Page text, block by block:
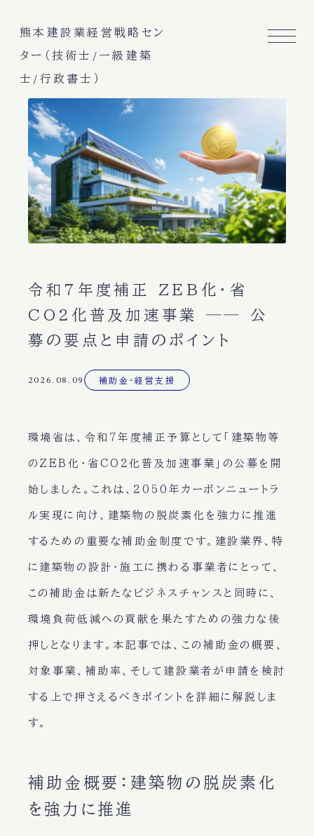
熊本建設業経営戦略セン
ター（技術士/一級建築
士/行政書士）
令和7年度補正 ZEB化・省
CO2化普及加速事業 ── 公
募の要点と申請のポイント
2026.08.09 補助金・経営支援
環境省は、令和7年度補正予算として「建築物等
のZEB化・省CO2化普及加速事業」の公募を開
始しました。これは、2050年カーボンニュートラ
ル実現に向け、建築物の脱炭素化を強力に推進
するための重要な補助金制度です。建設業界、特
に建築物の設計・施工に携わる事業者にとって、
この補助金は新たなビジネスチャンスと同時に、
環境負荷低減への貢献を果たすための強力な後
押しとなります。本記事では、この補助金の概要、
対象事業、補助率、そして建設業者が申請を検討
する上で押さえるべきポイントを詳細に解説しま
す。
補助金概要：建築物の脱炭素化
を強力に推進